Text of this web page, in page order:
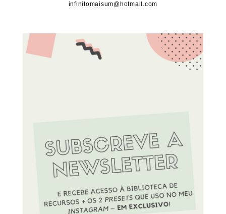
infinitomaisum@hotmail.com